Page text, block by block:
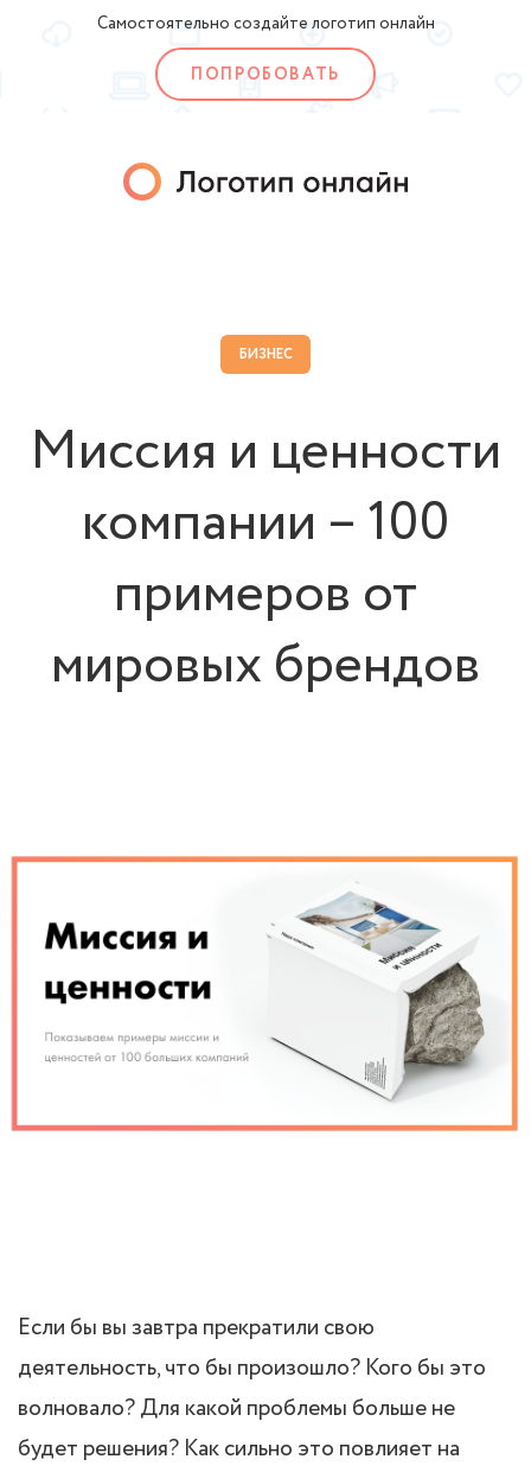
Самостоятельно создайте логотип онлайн
ПОПРОБОВАТЬ
БИЗНЕС
Миссия и ценности
компании – 100
примеров от
мировых брендов
Если бы вы завтра прекратили свою
деятельность, что бы произошло? Кого бы это
волновало? Для какой проблемы больше не
будет решения? Как сильно это повлияет на